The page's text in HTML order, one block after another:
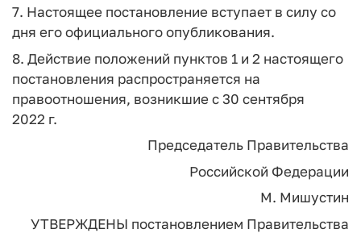
7. Настоящее постановление вступает в силу со
дня его официального опубликования.
8. Действие положений пунктов 1 и 2 настоящего
постановления распространяется на
правоотношения, возникшие с 30 сентября
2022 г.
Председатель Правительства
Российской Федерации
М. Мишустин
УТВЕРЖДЕНЫ постановлением Правительства